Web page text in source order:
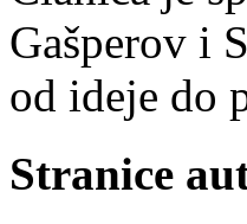
Gašperov i
od ideje do
Stranice